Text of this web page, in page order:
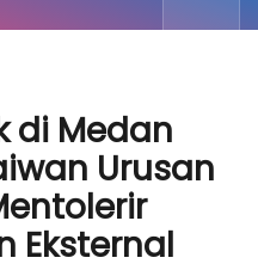
di Medan
Urusan
Eksternal